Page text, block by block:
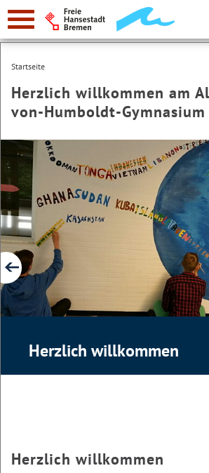
zur
Navigation
Suche:
Startseite
Herzlich willkommen am
von-Humboldt-Gymnasium
Herzlich willkommen
Herzlich willkommen